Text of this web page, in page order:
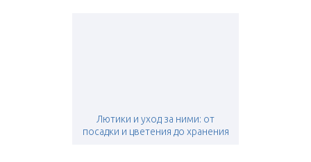
Лютики и уход за ними: от
посадки и цветения до хранения